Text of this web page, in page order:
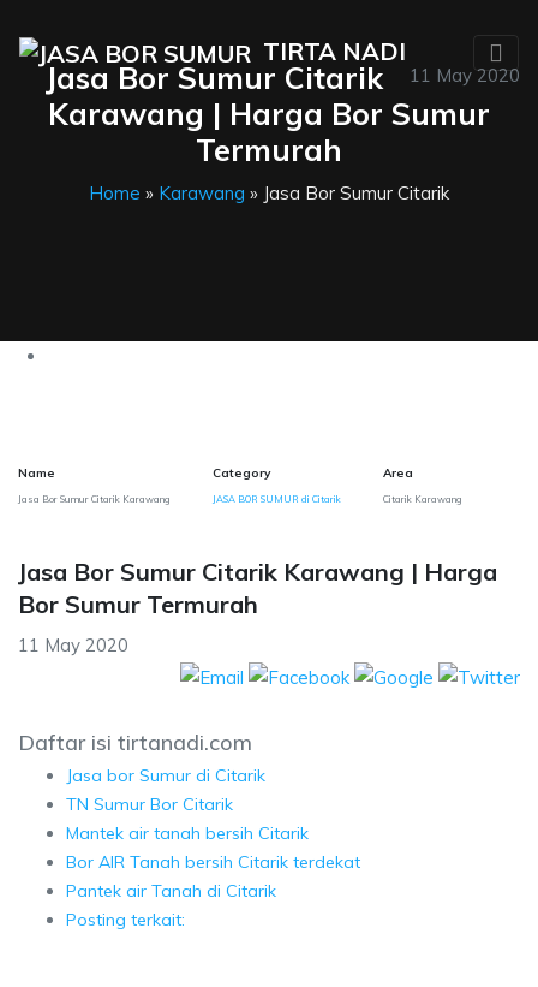
TIRTA NADI
11 May 2020
Jasa Bor Sumur Citarik
Karawang | Harga Bor Sumur
Termurah
Home » Karawang » Jasa Bor Sumur Citarik
Name
Jasa Bor Sumur Citarik Karawang
Category
JASA BOR SUMUR di Citarik
Area
Citarik Karawang
Jasa Bor Sumur Citarik Karawang | Harga
Bor Sumur Termurah
11 May 2020
Daftar isi tirtanadi.com
Jasa bor Sumur di Citarik
TN Sumur Bor Citarik
Mantek air tanah bersih Citarik
Bor AIR Tanah bersih Citarik terdekat
Pantek air Tanah di Citarik
Posting terkait: